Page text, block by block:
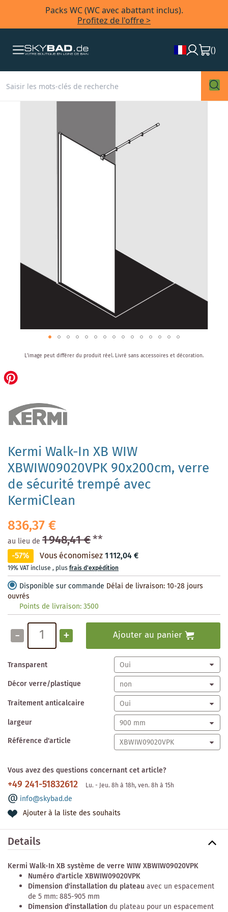
Packs WC (WC avec abattant inclus).
Profitez de l'offre >
()
Kermi Walk-In XB WIW
XBWIW09020VPK 90x200cm, verre
de sécurité trempé avec
KermiClean
836,37 €
au lieu de 1 948,41 €**
-57% Vous économisez1 112,04 €
19% VAT incluse , plusfrais d'expédition
Disponible sur commande Délai de livraison: 10-28 jours
ouvrés
Points de livraison:3500
- + Ajouter au panier
Transparent
Décor verre/plastique
Traitement anticalcaire
largeur
Référence d'article
Vous avez des questions concernant cet article?
+49 241-51832612 Lu. - Jeu. 8h à 18h, ven. 8h à 15h
info@skybad.de
Ajouter à la liste des souhaits
the
beginning
images
gallery
L'image peut différer du produit réel. Livré sans accessoires et décoration.
Details
Kermi Walk-In XB système de verre WIW XBWIW09020VPK
Numéro d'article XBWIW09020VPK
Dimension d'installation du plateau avec un espacement
de 5 mm: 885-905 mm
Dimension d'installation du plateau pour un espacement